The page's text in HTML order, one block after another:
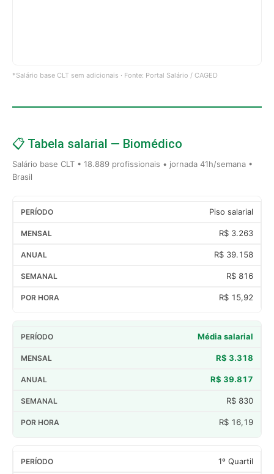
*Salário base CLT sem adicionais · Fonte: Portal Salário / CAGED
📋 Tabela salarial — Biomédico
Salário base CLT • 18.889 profissionais • jornada 41h/semana •
Brasil
Piso salarial
R$ 3.263
R$ 39.158
R$ 816
R$ 15,92
Média salarial
R$ 3.318
R$ 39.817
R$ 830
R$ 16,19
1º Quartil